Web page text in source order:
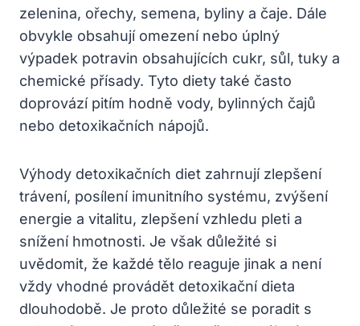
zelenina, ořechy, semena, byliny a čaje. Dále
obvykle obsahují omezení nebo úplný
výpadek potravin obsahujících cukr, sůl, tuky a
chemické přísady. Tyto diety také často
doprovází pitím hodně vody, bylinných čajů
nebo detoxikačních nápojů.
Výhody detoxikačních diet zahrnují zlepšení
trávení, posílení imunitního systému, zvýšení
energie a vitalitu, zlepšení vzhledu pleti a
snížení hmotnosti. Je však důležité si
uvědomit, že každé tělo reaguje jinak a není
vždy vhodné provádět detoxikační dieta
dlouhodobě. Je proto důležité se poradit s